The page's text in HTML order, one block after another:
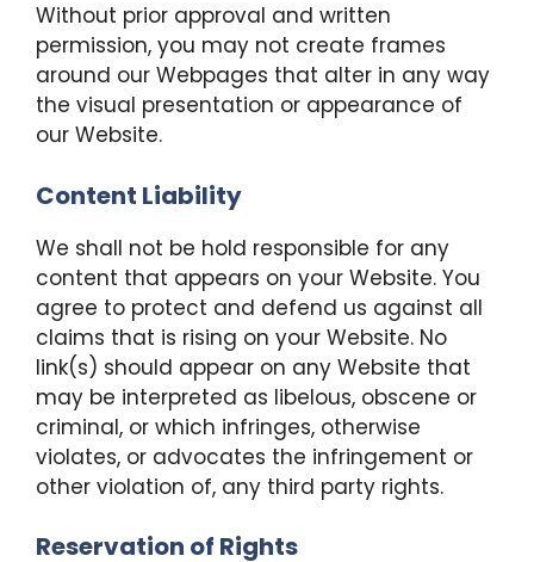
Without prior approval and written
permission, you may not create frames
around our Webpages that alter in any way
the visual presentation or appearance of
our Website.
Content Liability
We shall not be hold responsible for any
content that appears on your Website. You
agree to protect and defend us against all
claims that is rising on your Website. No
link(s) should appear on any Website that
may be interpreted as libelous, obscene or
criminal, or which infringes, otherwise
violates, or advocates the infringement or
other violation of, any third party rights.
Reservation of Rights